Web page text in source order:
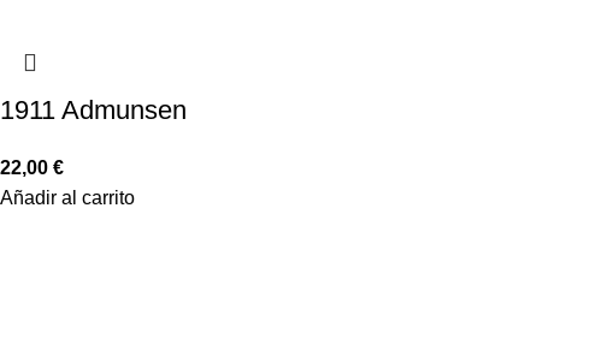
1911 Admunsen
22,00 €
Añadir al carrito